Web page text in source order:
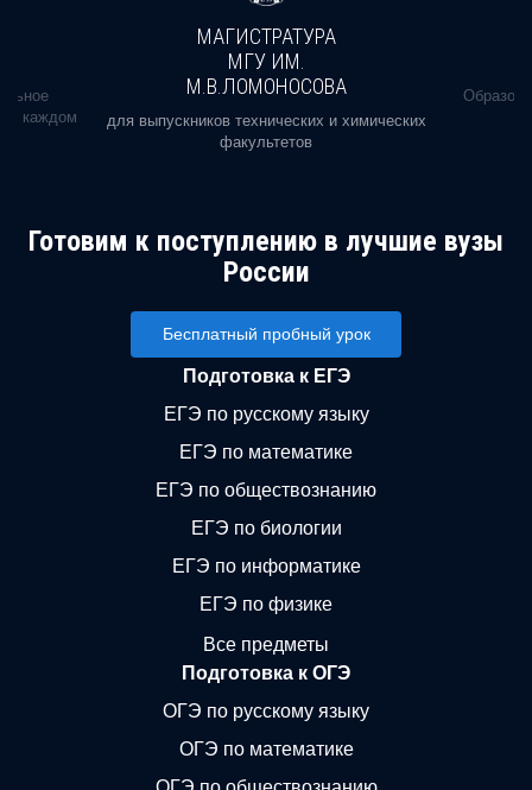
в каждом
МАГИСТРАТУРА
МГУ ИМ.
М.В.ЛОМОНОСОВА
для выпускников технических и химических
факультетов
Готовим к поступлению в лучшие вузы
России
Бесплатный пробный урок
Подготовка к ЕГЭ
ЕГЭ по русскому языку
ЕГЭ по математике
ЕГЭ по обществознанию
ЕГЭ по биологии
ЕГЭ по информатике
ЕГЭ по физике
Все предметы
Подготовка к ОГЭ
ОГЭ по русскому языку
ОГЭ по математике